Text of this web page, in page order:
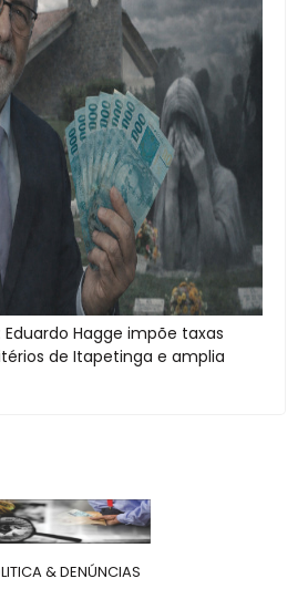
Hagge impõe taxas
de Itapetinga e amplia
& DENÚNCIAS